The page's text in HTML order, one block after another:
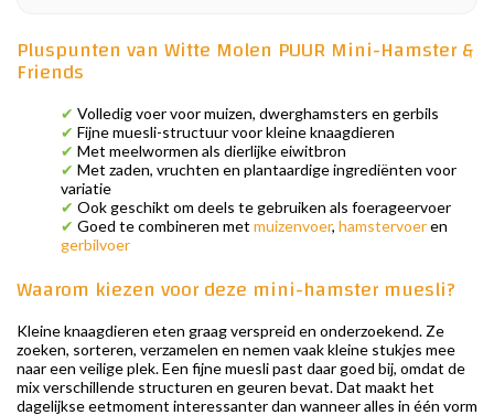
Pluspunten van Witte Molen PUUR Mini-Hamster &
Friends
✔ Volledig voer voor muizen, dwerghamsters en gerbils
✔ Fijne muesli-structuur voor kleine knaagdieren
✔ Met meelwormen als dierlijke eiwitbron
✔ Met zaden, vruchten en plantaardige ingrediënten voor
variatie
✔ Ook geschikt om deels te gebruiken als foerageervoer
✔ Goed te combineren met muizenvoer, hamstervoeren
gerbilvoer
Waarom kiezen voor deze mini-hamster muesli?
Kleine knaagdieren eten graag verspreid en onderzoekend. Ze
zoeken, sorteren, verzamelen en nemen vaak kleine stukjes mee
naar een veilige plek. Een fijne muesli past daar goed bij, omdat de
mix verschillende structuren en geuren bevat. Dat maakt het
dagelijkse eetmoment interessanter dan wanneer alles in één vorm